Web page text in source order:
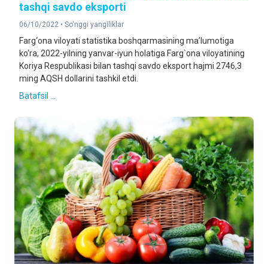
tashqi savdo eksporti
06/10/2022 • So'nggi yangiliklar
Farg‘ona viloyati statistika boshqarmasining ma’lumotiga
ko‘ra, 2022-yilning yanvar-iyun holatiga Farg`ona viloyatining
Koriya Respublikasi bilan tashqi savdo eksport hajmi 2746,3
ming AQSH dollarini tashkil etdi.
Batafsil ...